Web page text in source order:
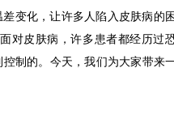
变化，让许多人陷入皮肤病的困
对皮肤病，许多患者都经历过
制的。今天，我们为大家带来